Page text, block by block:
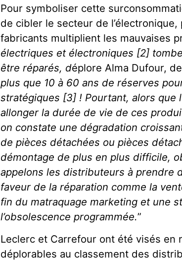
Pour symboliser cette
de cibler le secteur de
fabricants multiplient les mauvaises
électriques et électroniques [2]
être réparés, déplore Alma Dufour,
plus que 10 à 60 ans de réserves
stratégiques [3] ! Pourtant, alors que
allonger la durée de vie de ces
on constate une dégradation
de pièces détachées ou pièces
démontage de plus en plus difficile,
appelons les distributeurs à prendre
faveur de la réparation comme la
fin du matraquage marketing et une
l’obsolescence programmée.”
Leclerc et Carrefour ont été visés en
déplorables au classement des